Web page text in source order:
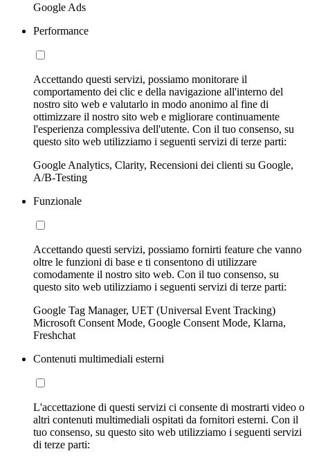
Google Ads
Performance
Accettando questi servizi, possiamo monitorare il
comportamento dei clic e della navigazione all'interno del
nostro sito web e valutarlo in modo anonimo al fine di
ottimizzare il nostro sito web e migliorare continuamente
l'esperienza complessiva dell'utente. Con il tuo consenso, su
questo sito web utilizziamo i seguenti servizi di terze parti:
Google Analytics, Clarity, Recensioni dei clienti su Google,
A/B-Testing
Funzionale
Accettando questi servizi, possiamo fornirti feature che vanno
oltre le funzioni di base e ti consentono di utilizzare
comodamente il nostro sito web. Con il tuo consenso, su
questo sito web utilizziamo i seguenti servizi di terze parti:
Google Tag Manager, UET (Universal Event Tracking)
Microsoft Consent Mode, Google Consent Mode, Klarna,
Freshchat
Contenuti multimediali esterni
L'accettazione di questi servizi ci consente di mostrarti video o
altri contenuti multimediali ospitati da fornitori esterni. Con il
tuo consenso, su questo sito web utilizziamo i seguenti servizi
di terze parti: